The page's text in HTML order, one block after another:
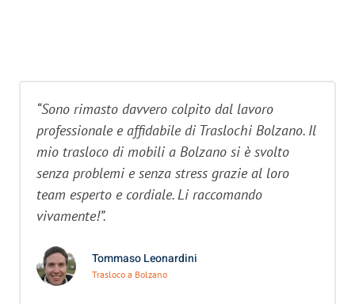
“Sono rimasto davvero colpito dal lavoro
professionale e affidabile di Traslochi Bolzano. Il
mio trasloco di mobili a Bolzano si è svolto
senza problemi e senza stress grazie al loro
team esperto e cordiale. Li raccomando
vivamente!”.
Tommaso Leonardini
Trasloco a Bolzano